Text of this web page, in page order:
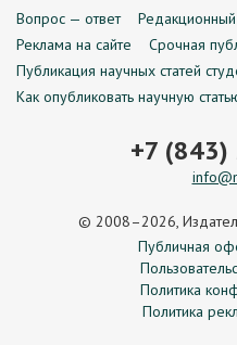
Вопрос — ответ
Реклама на сайте
Срочная
Публикация научных статей
Как опубликовать научную
+7
© 2008–2026,
Публичная
Политика
Политика